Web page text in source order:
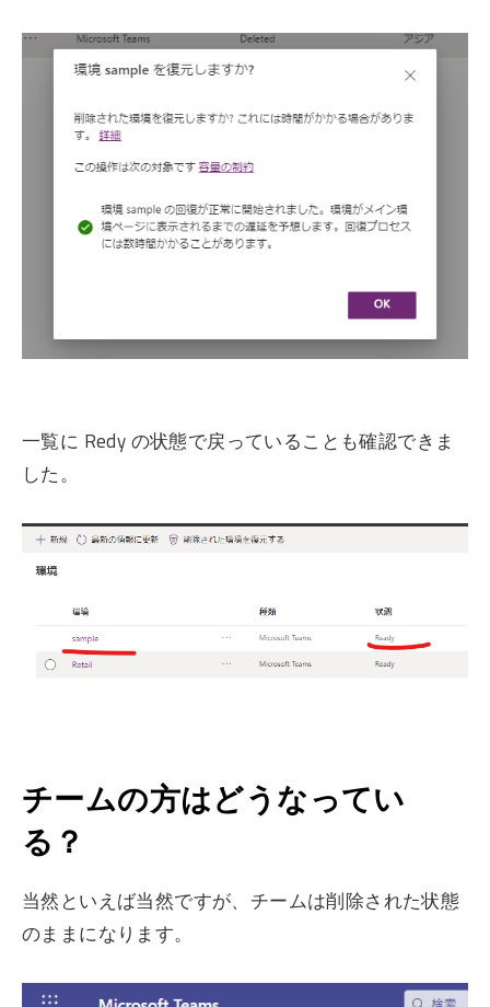
一覧に Redy の状態で戻っていることも確認できま
した。
チームの方はどうなってい
る？
当然といえば当然ですが、チームは削除された状態
のままになります。